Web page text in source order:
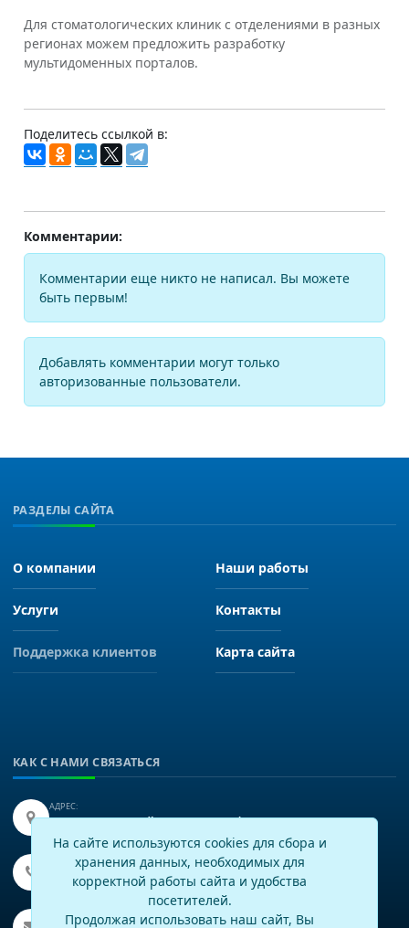
Для стоматологических клиник с отделениями в разных
регионах можем предложить разработку
мультидоменных порталов.
Поделитесь ссылкой в:
Комментарии:
Комментарии еще никто не написал. Вы можете
быть первым!
Добавлять комментарии могут только
авторизованные пользователи.
РАЗДЕЛЫ САЙТА
О компании Наши работы
Услуги Контакты
Поддержка клиентов Карта сайта
КАК С НАМИ СВЯЗАТЬСЯ
АДРЕС:
Иркутск, улица Байкальская 249, офис 225.
ТЕЛЕФОН:
+7(3952)43-60-16
EMAIL:
На сайте используются cookies для сбора и
хранения данных, необходимых для
корректной работы сайта и удобства
посетителей.
Продолжая использовать наш сайт, Вы